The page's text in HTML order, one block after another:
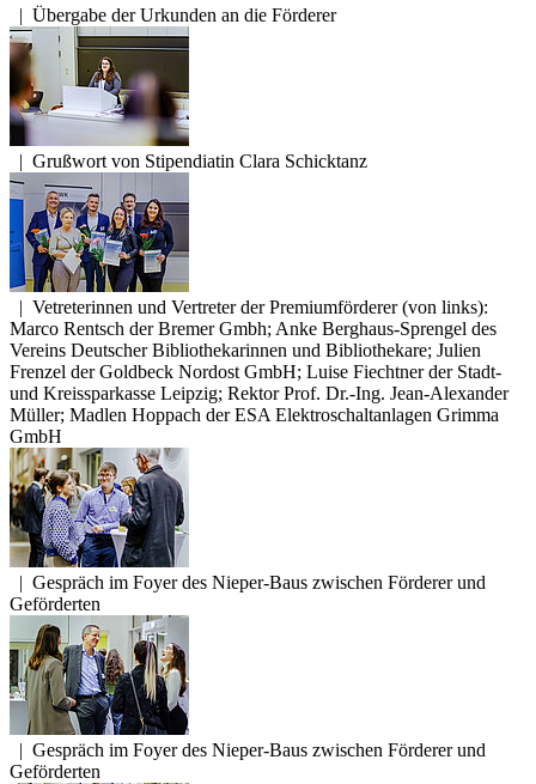
| Übergabe der Urkunden an die Förderer
| Grußwort von Stipendiatin Clara Schicktanz
| Vetreterinnen und Vertreter der Premiumförderer (von links):
Marco Rentsch der Bremer Gmbh; Anke Berghaus-Sprengel des
Vereins Deutscher Bibliothekarinnen und Bibliothekare; Julien
Frenzel der Goldbeck Nordost GmbH; Luise Fiechtner der Stadt-
und Kreissparkasse Leipzig; Rektor Prof. Dr.-Ing. Jean-Alexander
Müller; Madlen Hoppach der ESA Elektroschaltanlagen Grimma
GmbH
| Gespräch im Foyer des Nieper-Baus zwischen Förderer und
Geförderten
| Gespräch im Foyer des Nieper-Baus zwischen Förderer und
Geförderten